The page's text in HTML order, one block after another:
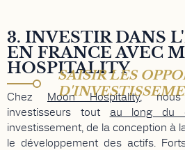
3. INVESTIR DANS
EN FRANCE AVEC
HOSPITALITY
SAISIR LES
Chez Moon Hospitality,nous
investisseurs tout au long du
investissement, de la conception à
le développement des actifs.